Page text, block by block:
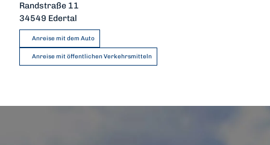
Randstraße 11
34549 Edertal
Anreise mit dem Auto
Anreise mit öffentlichen Verkehrsmitteln